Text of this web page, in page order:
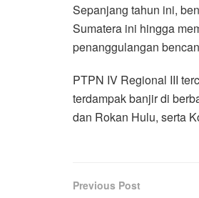
Sepanjang tahun ini,
Sumatera ini hingga
penanggulangan
PTPN IV Regional III
terdampak banjir di
dan Rokan Hulu, serta
Previous Post